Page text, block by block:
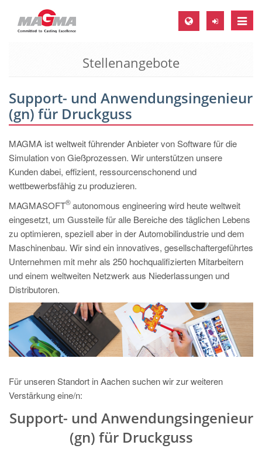
Toggle
MAGMA Europa, Deutschland
EN
CS
MAGMA Nordamerika, USA
EN
MAGMA Asien-Pazifik, Singapur
EN
MAGMA Südamerika, Brasilien
PT
ES
MAGMA Türkei
EN
TR
EN
ZH
MAGMA Indien
Stellenangebote
Support- und Anwendungsingenieur
(gn) für Druckguss
MAGMA ist weltweit führender Anbieter von Software für die
Simulation von Gießprozessen. Wir unterstützen unsere
Kunden dabei, effizient, ressourcenschonend und
wettbewerbsfähig zu produzieren.
MAGMASOFT
®autonomous engineering wird heute weltweit
eingesetzt, um Gussteile für alle Bereiche des täglichen Lebens
zu optimieren, speziell aber in der Automobilindustrie und dem
Maschinenbau. Wir sind ein innovatives, gesellschaftergeführtes
Unternehmen mit mehr als 250 hochqualifizierten Mitarbeitern
und einem weltweiten Netzwerk aus Niederlassungen und
Distributoren.
Für unseren Standort in Aachen suchen wir zur weiteren
Verstärkung eine/n:
Support- und Anwendungsingenieur
(gn) für Druckguss